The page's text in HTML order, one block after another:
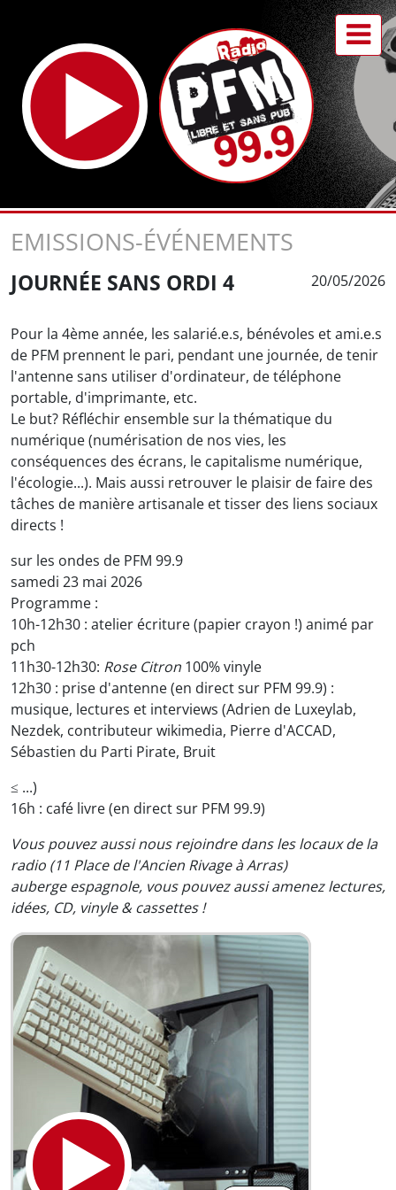
EMISSIONS-ÉVÉNEMENTS
JOURNÉE SANS ORDI 4 20/05/2026
Pour la 4ème année, les salarié.e.s, bénévoles et ami.e.s
de PFM prennent le pari, pendant une journée, de tenir
l'antenne sans utiliser d'ordinateur, de téléphone
portable, d'imprimante, etc.
Le but? Réfléchir ensemble sur la thématique du
numérique (numérisation de nos vies, les
conséquences des écrans, le capitalisme numérique,
l'écologie...). Mais aussi retrouver le plaisir de faire des
tâches de manière artisanale et tisser des liens sociaux
directs !
sur les ondes de PFM 99.9
samedi 23 mai 2026
Programme :
10h-12h30 : atelier écriture (papier crayon !) animé par
pch
11h30-12h30: Rose Citron 100% vinyle
12h30 : prise d'antenne (en direct sur PFM 99.9) :
musique, lectures et interviews (Adrien de Luxeylab,
Nezdek, contributeur wikimedia, Pierre d'ACCAD,
Sébastien du Parti Pirate, Bruit
≤ ...)
16h : café livre (en direct sur PFM 99.9)
Vous pouvez aussi nous rejoindre dans les locaux de la
radio (11 Place de l'Ancien Rivage à Arras)
auberge espagnole, vous pouvez aussi amenez lectures,
idées, CD, vinyle & cassettes !